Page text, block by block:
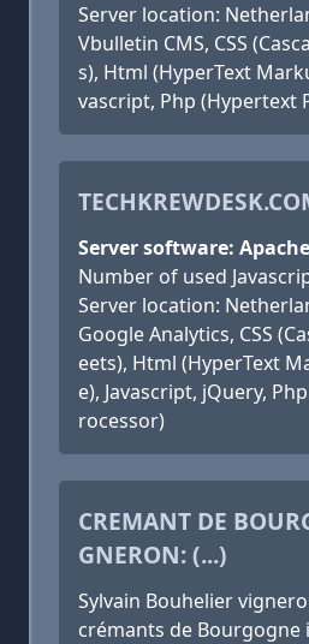
Server location:
Vbulletin CMS, CSS
s), Html (HyperText
vascript, Php (Hypertext
Server software: Apache
Number of used
Server location:
Google Analytics, CSS
eets), Html (HyperText
e), Javascript, jQuery,
rocessor)
CREMANT DE
GNERON: (...)
Sylvain Bouhelier
crémants de Bourgogne